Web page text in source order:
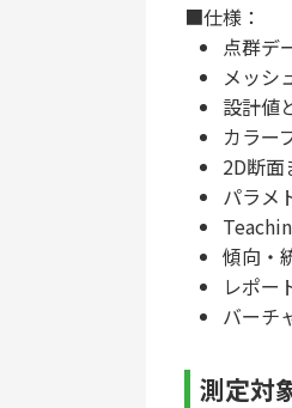
■仕様：
点群デ
メッシ
設計値
カラー
2D断
パラメ
傾向・
レポー
バーチ
測定対